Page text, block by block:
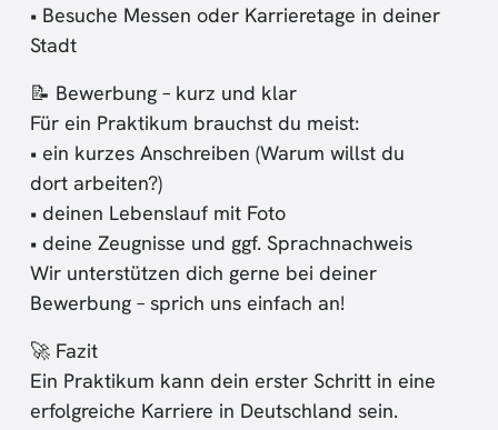
• Besuche Messen oder Karrieretage in deiner
Stadt
📝 Bewerbung – kurz und klar
Für ein Praktikum brauchst du meist:
• ein kurzes Anschreiben (Warum willst du
dort arbeiten?)
• deinen Lebenslauf mit Foto
• deine Zeugnisse und ggf. Sprachnachweis
Wir unterstützen dich gerne bei deiner
Bewerbung – sprich uns einfach an!
🚀 Fazit
Ein Praktikum kann dein erster Schritt in eine
erfolgreiche Karriere in Deutschland sein.